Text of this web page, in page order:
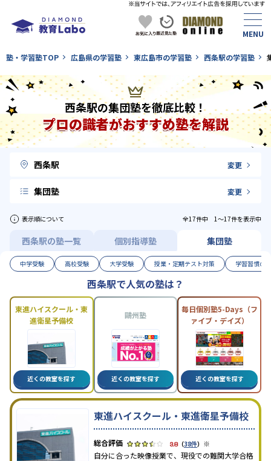
塾・学習塾TOP 広島県の学習塾 東広島市の学習塾 西条駅の学習塾
西条駅の集団塾を徹底比較！
プロの識者がおすすめ塾を解説
西条駅 変更
集団塾 変更
表示順について 全17件中 1〜17件を表示中
西条駅の塾一覧 個別指導塾 集団塾
中学受験 高校受験 大学受験 授業・定期テスト対策 学習習慣の
西条駅で人気の塾は？
東進ハイスクール・東
進衛星予備校
近くの教室を探す
鷗州塾
近くの教室を探す
毎日個別塾5-Days（フ
ァイブ・デイズ）
近くの教室を探す
東進ハイスクール・東進衛星予備校
3.8（38件） ※
自分に合った映像授業で、現役での難関大学合格